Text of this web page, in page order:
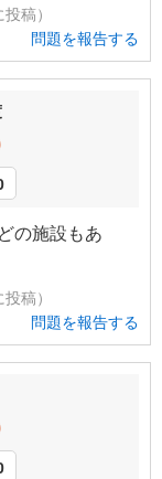
稿）
問題を報告する
の施設もあ
稿）
問題を報告する